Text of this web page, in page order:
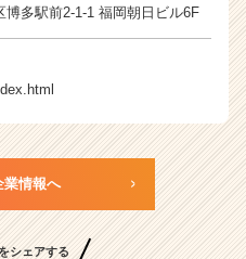
博多駅前2-1-1 福岡朝日ビル6F
業情報へ
シェアする